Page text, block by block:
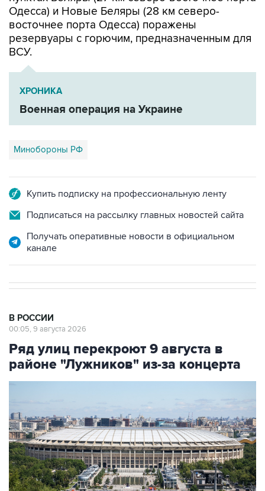
Одесса) и Новые Беляры (28 км северо-
восточнее порта Одесса) поражены
резервуары с горючим, предназначенным для
ВСУ.
ХРОНИКА
Военная операция на Украине
Минобороны РФ
Купить подписку на профессиональную ленту
Подписаться на рассылку главных новостей сайта
Получать оперативные новости в официальном
канале
В РОССИИ
00:05, 9 августа 2026
Ряд улиц перекроют 9 августа в
районе "Лужников" из-за концерта